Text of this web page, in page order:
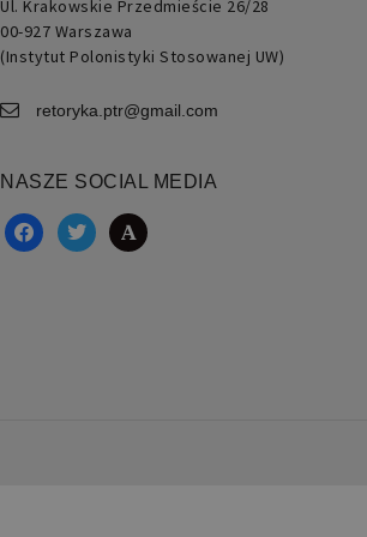
Ul. Krakowskie Przedmieście 26/28
00-927 Warszawa
(Instytut Polonistyki Stosowanej UW)
retoryka.ptr@gmail.com
NASZE SOCIAL MEDIA
facebooktwitter academia